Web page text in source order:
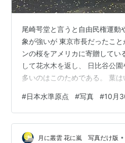
尾崎咢堂と言うと自由民権運動
象が強いが 東京市長だったこ
ンの桜をアメリカに寄贈してい
して花水木を返し、 日比谷公
多いのはこのためである。 葉
ISO46 この場所は江戸時代は彦
場所だが 戦前には参謀本部陸
年に測量し標高24.5ｍと定めた
る。 …ところが1923年の関東
#日本水準原点 #写真 #10月
月に叢雲 花に嵐 写真だけ版 •